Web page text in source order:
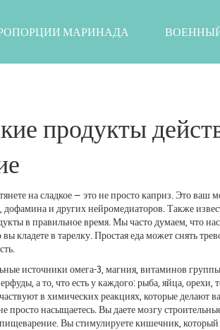
МАРИНАДА
продукты
на сладкое — это не просто каприз. Это ваш
и других нейромедиаторов . Также
в правильное время. Мы часто думаем, что
кладете в тарелку. Простая еда может снять
источники омега-3, магния, витаминов
а то, что есть у каждого: рыба, яйца,
в химических реакциях, которые делают
просто насыщаетесь. Вы даете мозгу
Вы стимулируете кишечник,